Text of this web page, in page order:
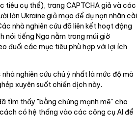
tiêu cụ thể), trang CAPTCHA giả và các
lớn Ukraine giả mạo để dụ nạn nhân cài
nhà nghiên cứu đã liên kết hoạt động
nói tiếng Nga nằm trong múi giờ
đuổi các mục tiêu phù hợp với lợi ích
nghiên cứu chú ý nhất là mức độ mà
xuyên suốt chiến dịch này.
tìm thấy "bằng chứng mạnh mẽ" cho
có hệ thống vào các công cụ AI để